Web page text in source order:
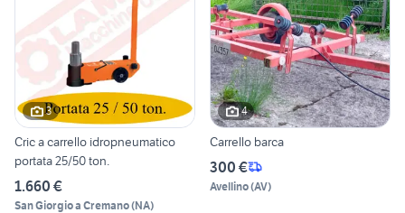
3
Cric a carrello idropneumatico
portata 25/50 ton.
1.660 €
San Giorgio a Cremano(NA)
4
Carrello barca
300 €
Avellino(AV)